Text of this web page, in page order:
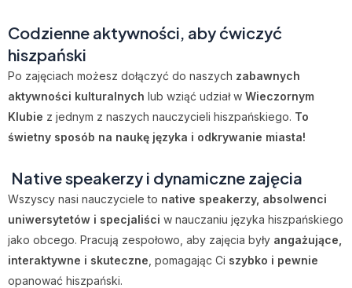
Codzienne aktywności, aby ćwiczyć
hiszpański
Po zajęciach możesz dołączyć do naszych zabawnych
aktywności kulturalnych lub wziąć udział w Wieczornym
Klubie z jednym z naszych nauczycieli hiszpańskiego. To
świetny sposób na naukę języka i odkrywanie miasta!
Native speakerzy i dynamiczne zajęcia
Wszyscy nasi nauczyciele to native speakerzy, absolwenci
uniwersytetów i specjaliści w nauczaniu języka hiszpańskiego
jako obcego. Pracują zespołowo, aby zajęcia były angażujące,
interaktywne i skuteczne , pomagając Ci szybko i pewnie
opanować hiszpański.